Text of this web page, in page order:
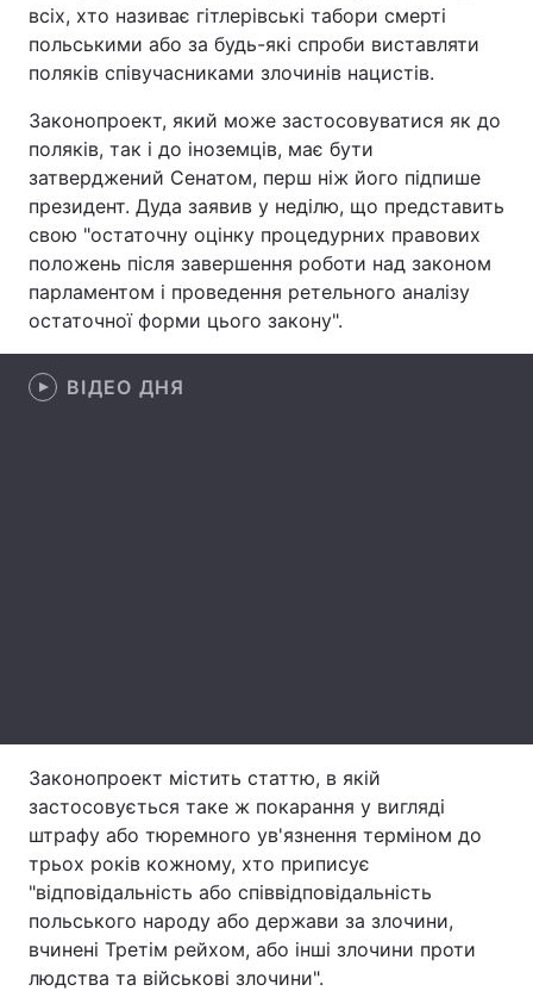
Техно і зв'язок Лайт
Зброя Інциденти
Здоров'я Туризм
Цікавинки Погода
Екологія Регіони
Відео з Youtube Статті
Інтерв'ю
Тема оформлення
всіх, хто називає гітлерівські табори смерті
польськими або за будь-які спроби виставляти
поляків співучасниками злочинів нацистів.
Законопроект, який може застосовуватися як до
поляків, так і до іноземців, має бути
затверджений Сенатом, перш ніж його підпише
президент. Дуда заявив у неділю, що представить
свою "остаточну оцінку процедурних правових
положень після завершення роботи над законом
парламентом і проведення ретельного аналізу
остаточної форми цього закону".
ВІДЕО ДНЯ
Законопроект містить статтю, в якій
застосовується таке ж покарання у вигляді
штрафу або тюремного ув'язнення терміном до
трьох років кожному, хто приписує
"відповідальність або співвідповідальність
польського народу або держави за злочини,
вчинені Третім рейхом, або інші злочини проти
людства та військові злочини".